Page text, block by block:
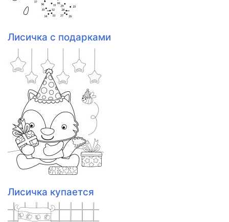
Лисичка с подарками
Лисичка купается